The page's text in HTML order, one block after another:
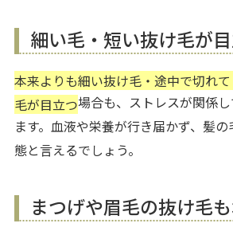
細い毛・短い抜け毛が
本来よりも細い抜け毛・途中で切れ
毛が目立つ場合も、ストレスが関係
ます。血液や栄養が行き届かず、髪
態と言えるでしょう。
まつげや眉毛の抜け毛